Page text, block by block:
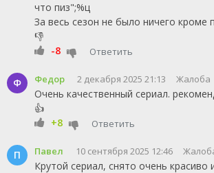
что пиз";%ц
За весь сезон не было ничего кроме
👎
-8
Ответить
Ф Федор 2 декабря 2025 21:13 Жалоба
Очень качественный сериал.
👍
+8
Ответить
П Павел 10 сентября 2025 12:46
Крутой сериал, снято очень красиво